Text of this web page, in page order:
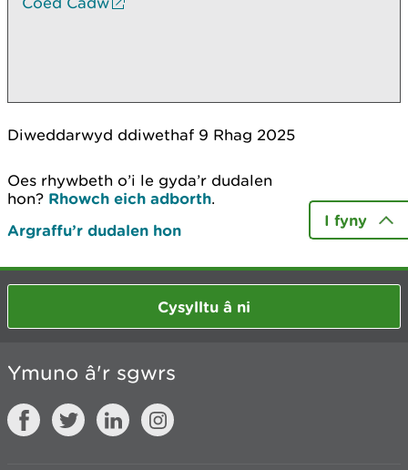
Diweddarwyd ddiwethaf 9 Rhag 2025
Oes rhywbeth o’i le gyda’r dudalen
hon? Rhowch eich adborth.
Argraffu’r dudalen hon
I fyny
Cysylltu â ni
Ymuno â'r sgwrs